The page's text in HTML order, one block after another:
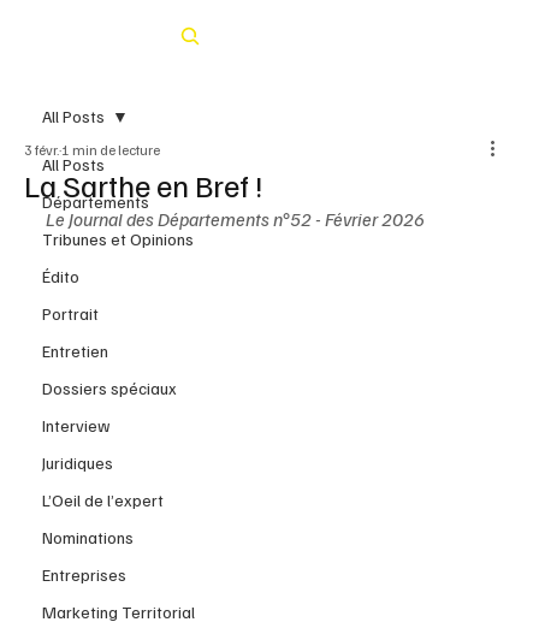
All Posts
Départements
Tribunes et Opinions
Édito
Portrait
Entretien
Dossiers spéciaux
Interview
Juridiques
L’Oeil de l’expert
Nominations
Entreprises
Marketing Territorial
All Posts
La Sarthe en Bref !
3 févr. 1 min de lecture
Le Journal des Départements n°52 - Février 2026